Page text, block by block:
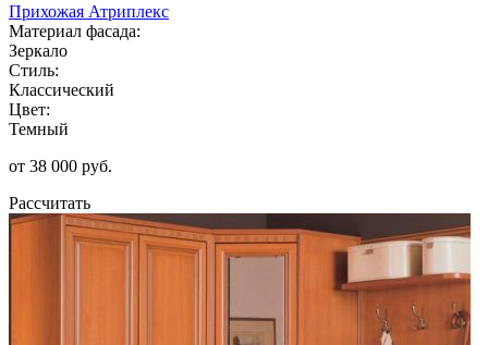
Прихожая Атриплекс
Материал фасада:
Зеркало
Стиль:
Классический
Цвет:
Темный
от 38 000 руб.
Рассчитать